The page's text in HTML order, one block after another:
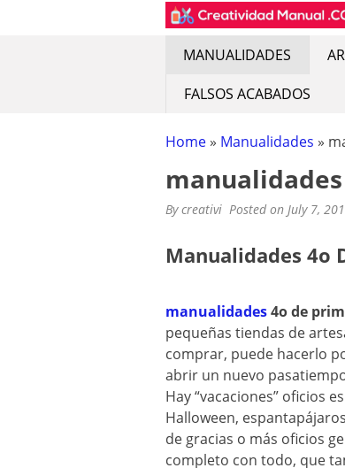
CREATIVIDAD
Encuentra recursos
MANUALIDADES
FALSOS ACABADOS
Home » Manualidades »
Bycreativi Posted on July 7,
Manualidades 4o
manualidades4o de
pequeñas tiendas de
comprar, puede hacerlo
abrir un nuevo
Hay “vacaciones” oficios
Halloween,
de gracias o más oficios
completo con todo, que